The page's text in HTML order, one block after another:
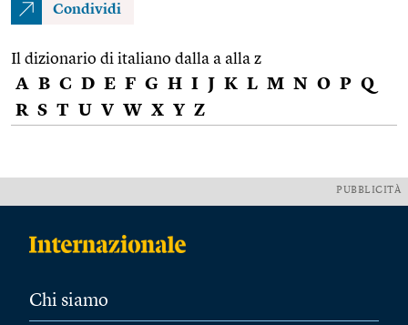
Condividi
Il dizionario di italiano dalla a alla z
A B C D E F G H I J K L M N O P Q
R S T U V W X Y Z
PUBBLICITÀ
Chi siamo